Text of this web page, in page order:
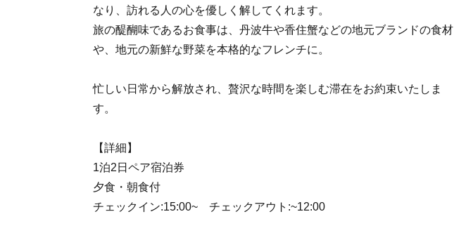
なり、訪れる人の心を優しく解してくれます。
旅の醍醐味であるお食事は、丹波牛や香住蟹などの地元ブランドの食材
や、地元の新鮮な野菜を本格的なフレンチに。
忙しい日常から解放され、贅沢な時間を楽しむ滞在をお約束いたしま
す。
【詳細】
1泊2日ペア宿泊券
夕食・朝食付
チェックイン:15:00~ チェックアウト:~12:00